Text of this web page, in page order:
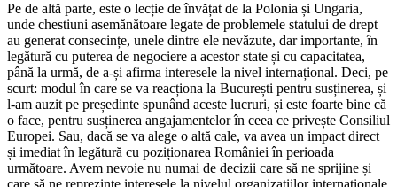
Pe de altă parte, este o lecție de învățat de la Polonia și Ungaria,
unde chestiuni asemănătoare legate de problemele statului de drept
au generat consecințe, unele dintre ele nevăzute, dar importante, în
legătură cu puterea de negociere a acestor state și cu capacitatea,
până la urmă, de a-și afirma interesele la nivel internațional. Deci, pe
scurt: modul în care se va reacționa la București pentru susținerea, și
l-am auzit pe președinte spunând aceste lucruri, și este foarte bine că
o face, pentru susținerea angajamentelor în ceea ce privește Consiliul
Europei. Sau, dacă se va alege o altă cale, va avea un impact direct
și imediat în legătură cu poziționarea României în perioada
următoare. Avem nevoie nu numai de decizii care să ne sprijine și